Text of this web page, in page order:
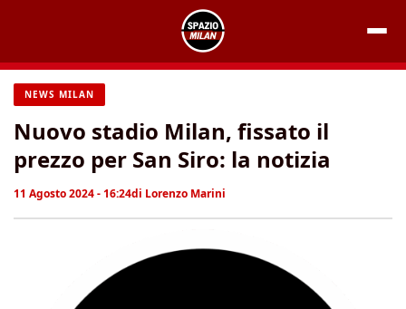
contenuto
NEWS MILAN
Nuovo stadio Milan, fissato il
prezzo per San Siro: la notizia
11 Agosto 2024 - 16:24di Lorenzo Marini